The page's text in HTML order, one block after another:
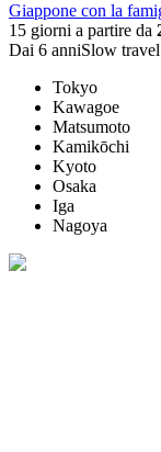
Giappone con la
15 giorni a partire da
Dai 6 anniSlow travel
Tokyo
Kawagoe
Matsumoto
Kamikōchi
Kyoto
Osaka
Iga
Nagoya